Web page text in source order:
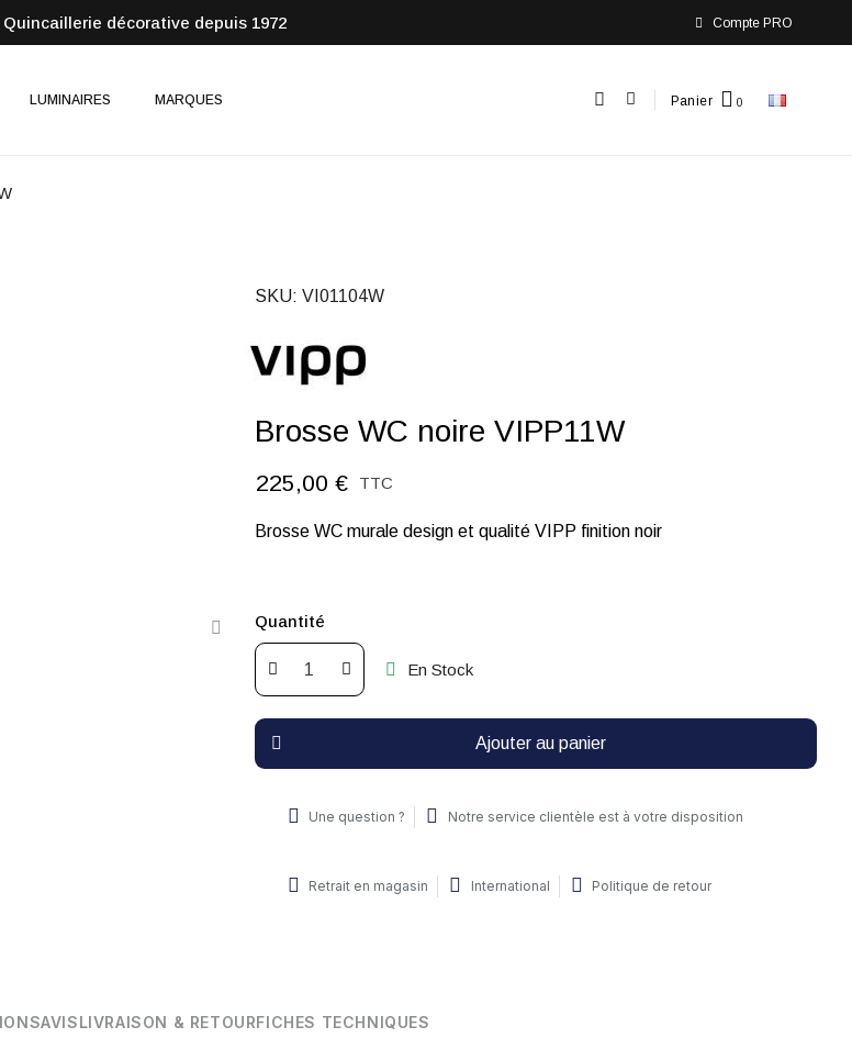
Quincaillerie décorative depuis 1972 Compte PRO
LUMINAIRES MARQUES Panier
SKU VI01104W
Brosse WC noire VIPP11W
225,00 € TTC
Brosse WC murale design et qualité VIPP finition noir
Quantité
En Stock
Ajouter au panier
Une question ? Notre service clientèle est à votre disposition
Retrait en magasin International Politique de retour
AVISLIVRAISON & RETOURFICHES TECHNIQUES